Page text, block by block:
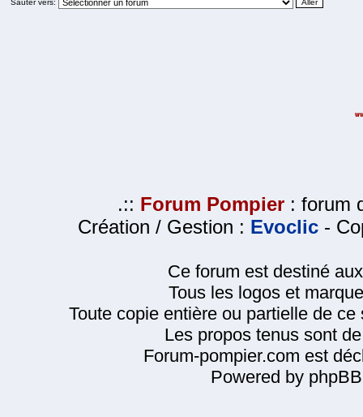
Sauter vers:
.:: Forum Pompier : forum
Création / Gestion : Evoclic -
Ce forum est destiné
Tous les logos et
Toute copie entière ou partielle de
Les propos tenus sont
Forum-pompier.com est
Powered by